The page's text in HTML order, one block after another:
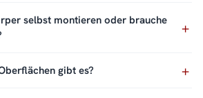
selbst montieren oder brauche
gibt es?